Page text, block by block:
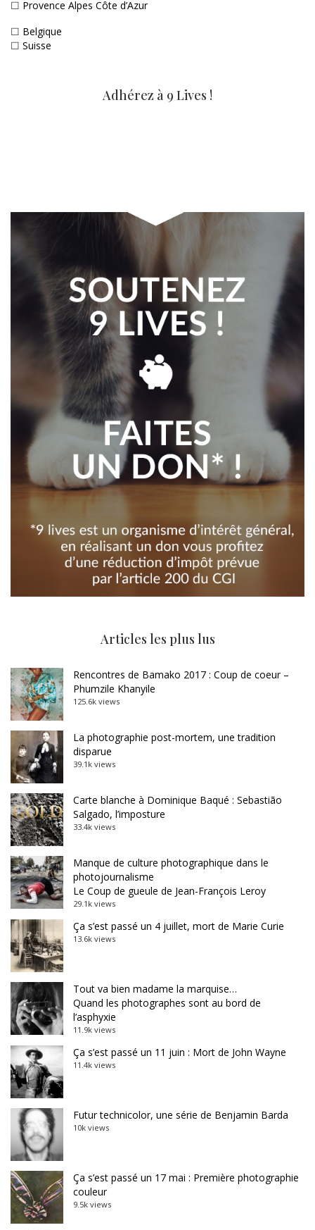
☐ Provence Alpes Côte d’Azur
☐ Belgique
☐ Suisse
Adhérez à 9 Lives !
Articles les plus lus
Rencontres de Bamako 2017 : Coup de coeur –
Phumzile Khanyile
125.6k views
La photographie post-mortem, une tradition
disparue
39.1k views
Carte blanche à Dominique Baqué : Sebastião
Salgado, l’imposture
33.4k views
Manque de culture photographique dans le
photojournalisme
Le Coup de gueule de Jean-François Leroy
29.1k views
Ça s’est passé un 4 juillet, mort de Marie Curie
13.6k views
Tout va bien madame la marquise…
Quand les photographes sont au bord de
l’asphyxie
11.9k views
Ça s’est passé un 11 juin : Mort de John Wayne
11.4k views
Futur technicolor, une série de Benjamin Barda
10k views
Ça s’est passé un 17 mai : Première photographie
couleur
9.5k views